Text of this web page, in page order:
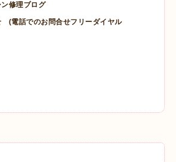
修理ブログ
(電話でのお問合せフリーダイヤル